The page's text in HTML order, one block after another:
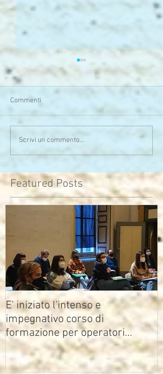
Serata calda sia di clima
che di pensieri
Commenti
Scrivi un commento...
Featured Posts
E' iniziato l'intenso e
impegnativo corso di
formazione per operatori
multimediali Avisco